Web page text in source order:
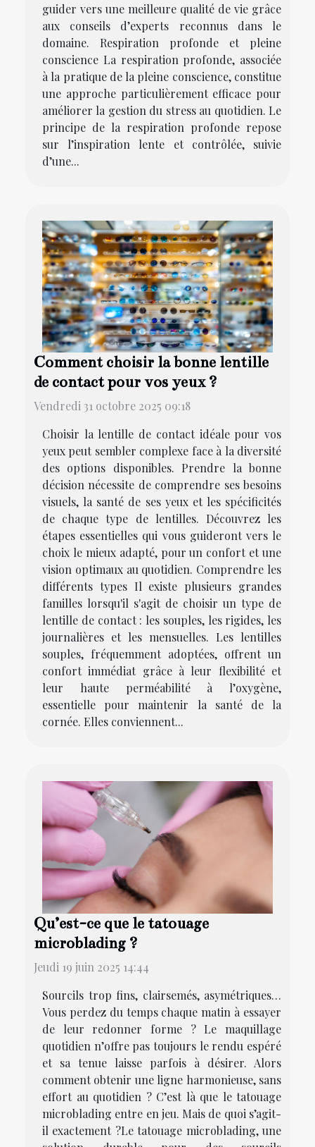
guider vers une meilleure qualité de vie grâce
aux conseils d’experts reconnus dans le
domaine. Respiration profonde et pleine
conscience La respiration profonde, associée
à la pratique de la pleine conscience, constitue
une approche particulièrement efficace pour
améliorer la gestion du stress au quotidien. Le
principe de la respiration profonde repose
sur l’inspiration lente et contrôlée, suivie
d’une...
Comment choisir la bonne lentille
de contact pour vos yeux ?
Vendredi 31 octobre 2025 09:18
Choisir la lentille de contact idéale pour vos
yeux peut sembler complexe face à la diversité
des options disponibles. Prendre la bonne
décision nécessite de comprendre ses besoins
visuels, la santé de ses yeux et les spécificités
de chaque type de lentilles. Découvrez les
étapes essentielles qui vous guideront vers le
choix le mieux adapté, pour un confort et une
vision optimaux au quotidien. Comprendre les
différents types Il existe plusieurs grandes
familles lorsqu'il s'agit de choisir un type de
lentille de contact : les souples, les rigides, les
journalières et les mensuelles. Les lentilles
souples, fréquemment adoptées, offrent un
confort immédiat grâce à leur flexibilité et
leur haute perméabilité à l’oxygène,
essentielle pour maintenir la santé de la
cornée. Elles conviennent...
Qu’est-ce que le tatouage
microblading ?
Jeudi 19 juin 2025 14:44
Sourcils trop fins, clairsemés, asymétriques…
Vous perdez du temps chaque matin à essayer
de leur redonner forme ? Le maquillage
quotidien n’offre pas toujours le rendu espéré
et sa tenue laisse parfois à désirer. Alors
comment obtenir une ligne harmonieuse, sans
effort au quotidien ? C’est là que le tatouage
microblading entre en jeu. Mais de quoi s’agit-
il exactement ?Le tatouage microblading, une